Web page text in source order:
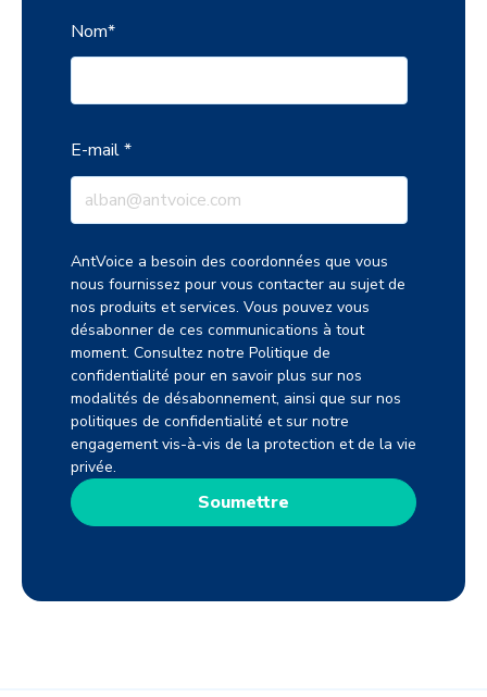
Nom*
E-mail*
AntVoice a besoin des coordonnées que vous
nous fournissez pour vous contacter au sujet de
nos produits et services. Vous pouvez vous
désabonner de ces communications à tout
moment. Consultez notre Politique de
confidentialité pour en savoir plus sur nos
modalités de désabonnement, ainsi que sur nos
politiques de confidentialité et sur notre
engagement vis-à-vis de la protection et de la vie
privée.